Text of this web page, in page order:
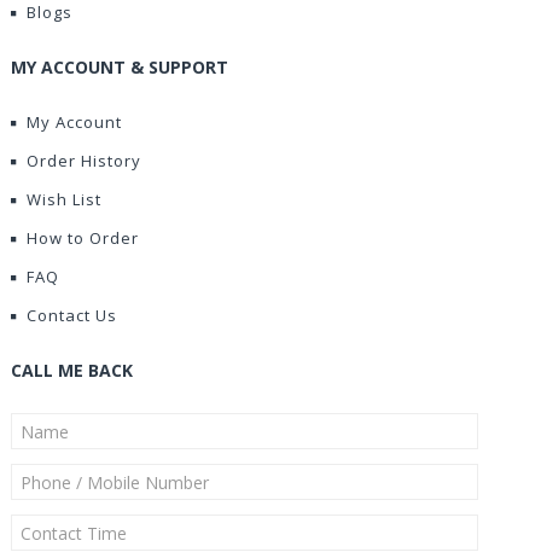
Blogs
MY ACCOUNT & SUPPORT
My Account
Order History
Wish List
How to Order
FAQ
Contact Us
CALL ME BACK